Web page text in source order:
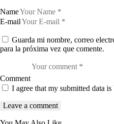
Name
E-mail
Guarda mi nombre, correo
para la próxima vez que comente.
Comment
I agree that my submitted data